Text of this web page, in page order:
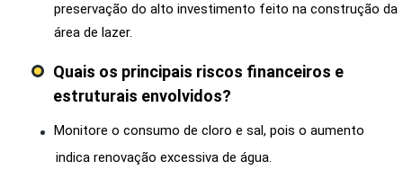
preservação do alto investimento feito na construção da
área de lazer.
Quais os principais riscos financeiros e
estruturais envolvidos?
Monitore o consumo de cloro e sal, pois o aumento
indica renovação excessiva de água.